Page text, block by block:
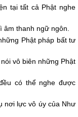
tại tất cả Phật nghe
thanh ngữ ngôn.
Phật pháp bất tư
vô biên những Phật
có thể nghe được
nơi lực vô úy của Như